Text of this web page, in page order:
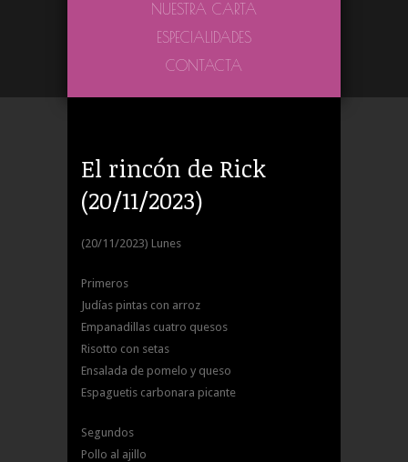
NUESTRA CARTA
ESPECIALIDADES
CONTACTA
El rincón de Rick
(20/11/2023)
(20/11/2023) Lunes
Primeros
Judías pintas con arroz
Empanadillas cuatro quesos
Risotto con setas
Ensalada de pomelo y queso
Espaguetis carbonara picante
Segundos
Pollo al ajillo